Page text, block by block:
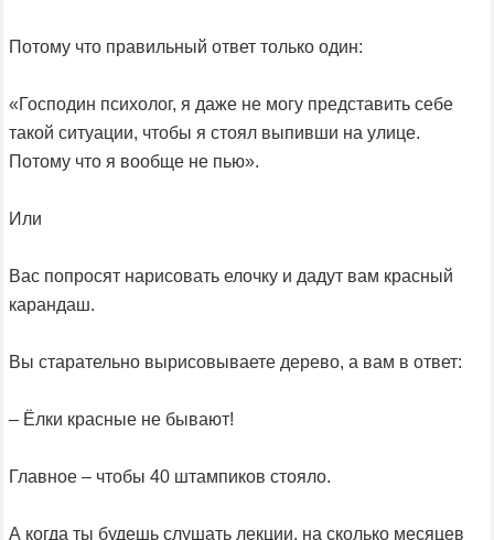
Потому что правильный ответ только один:
«Господин психолог, я даже не могу представить себе
такой ситуации, чтобы я стоял выпивши на улице.
Потому что я вообще не пью».
Или
Вас попросят нарисовать елочку и дадут вам красный
карандаш.
Вы старательно вырисовываете дерево, а вам в ответ:
– Ёлки красные не бывают!
Главное – чтобы 40 штампиков стояло.
А когда ты будешь слушать лекции, на сколько месяцев